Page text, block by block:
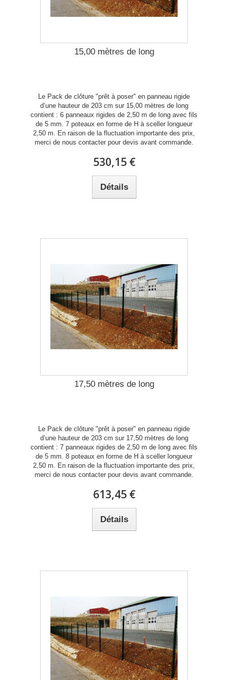
15,00 mètres de long
Le Pack de clôture "prêt à poser" en panneau rigide
d’une hauteur de 203 cm sur 15,00 mètres de long
contient : 6 panneaux rigides de 2,50 m de long avec fils
de 5 mm. 7 poteaux en forme de H à sceller longueur
2,50 m. En raison de la fluctuation importante des prix,
merci de nous contacter pour devis avant commande.
530,15 €
Détails
17,50 mètres de long
Le Pack de clôture "prêt à poser" en panneau rigide
d’une hauteur de 203 cm sur 17,50 mètres de long
contient : 7 panneaux rigides de 2,50 m de long avec fils
de 5 mm. 8 poteaux en forme de H à sceller longueur
2,50 m. En raison de la fluctuation importante des prix,
merci de nous contacter pour devis avant commande.
613,45 €
Détails